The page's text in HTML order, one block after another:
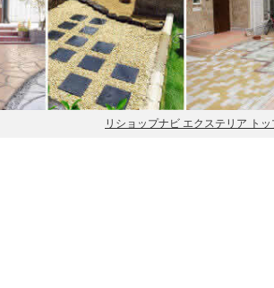
リショップナビ エクステリア トッ